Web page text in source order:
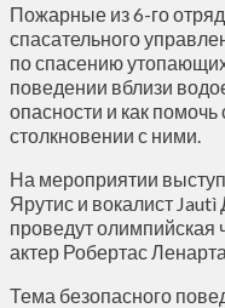
Пожарные из 6-го
спасательного
по спасению
поведении вблизи
опасности и как
столкновении с ними.
На мероприятии
Ярутис и вокалист
проведут олимпийская
актер Робертас
Тема безопасного